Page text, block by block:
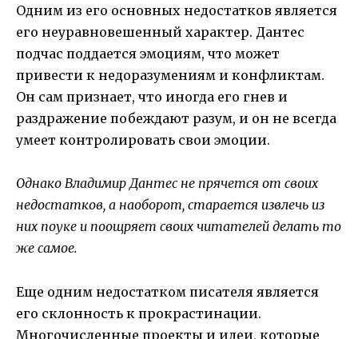
Одним из его основных недостатков является
его неуравновешенный характер. Дантес
подчас поддается эмоциям, что может
привести к недоразумениям и конфликтам.
Он сам признает, что иногда его гнев и
раздражение побеждают разум, и он не всегда
умеет контролировать свои эмоции.
Однако Владимир Дантес не прячется от своих
недостатков, а наоборот, старается извлечь из
них поуке и поощряет своих читателей делать то
же самое.
Еще одним недостатком писателя является
его склонность к прокрастинации.
Многочисленные проекты и идеи, которые